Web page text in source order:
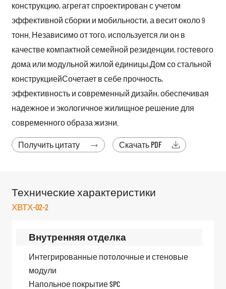
конструкцию, агрегат спроектирован с учетом
эффективной сборки и мобильности, а весит около 9
тонн. Независимо от того, используется ли он в
качестве компактной семейной резиденции, гостевого
дома или модульной жилой единицы,Дом со стальной
конструкциейСочетает в себе прочность,
эффективность и современный дизайн, обеспечивая
надежное и экологичное жилищное решение для
современного образа жизни.
Получить цитату  Скачать PDF 
Технические характеристики
ХВТХ-02-2
Внутренняя отделка
Интегрированные потолочные и стеновые
модули
Напольное покрытие SPC